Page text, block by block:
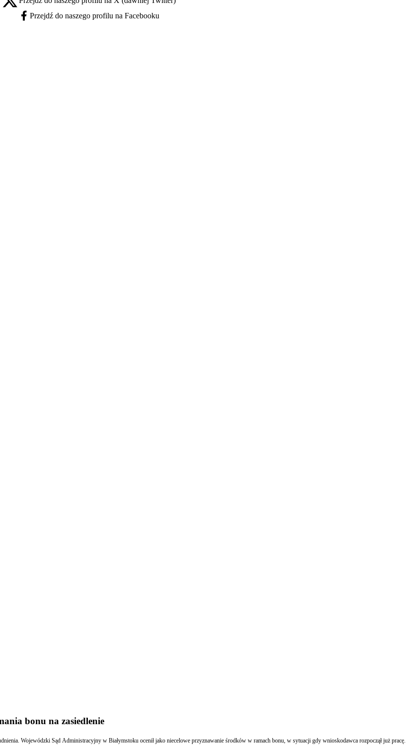
X - otwiera się w nowej karcie
Facebook - otwiera się w nowej karcie
Przejdź do naszego profilu na Facebooku
bonu na zasiedlenie
Wojewódzki Sąd Administracyjny w Białymstoku ocenił jako niecelowe przyznawanie środków w ramach bonu, w sytuacji gdy wnioskodawca rozpoczął już pracę.